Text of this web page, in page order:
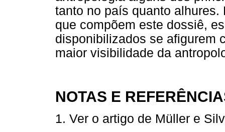
tanto no país quanto
que compõem este dossiê,
disponibilizados se afigurem
maior visibilidade da
NOTAS E
1. Ver o artigo de Müller e